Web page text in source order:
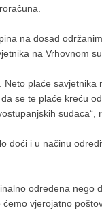
na dosad
na Vrhovnom
Neto plaće
se te plaće kreću
sudaca“,
doći i u načinu
određena
vjerojatno